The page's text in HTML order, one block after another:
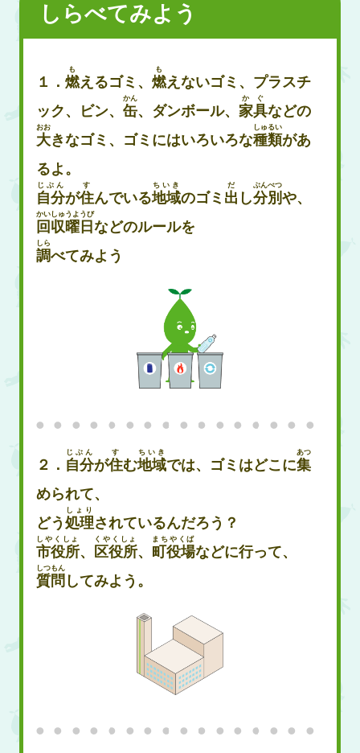
しらべてみよう
１． 燃
も
えるゴミ、 燃
も
えないゴミ、プラスチ
ック、ビン、 缶
かん
、ダンボール、 家具
かぐ
などの
大
おお
きなゴミ、ゴミにはいろいろな種類
しゅるい
があ
るよ。
自分
じぶん
が住
す
んでいる地域
ちいき
のゴミ 出
だ
し分別
ぶんべつ
や、
回収曜日
かいしゅうようび
などのルールを
調
しら
べてみよう
２． 自分
じぶん
が住
す
む地域
ちいき
では、ゴミはどこに集
あつ
められて、
どう処理
しょり
されているんだろう？
市役所
しやくしょ
、 区役所
くやくしょ
、 町役場
まちやくば
などに行って、
質問
しつもん
してみよう。